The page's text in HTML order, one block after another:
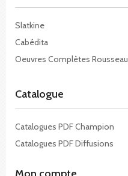
Slatkine
Cabédita
Oeuvres Complètes Rousseau
Catalogue
Catalogues PDF Champion
Catalogues PDF Diffusions